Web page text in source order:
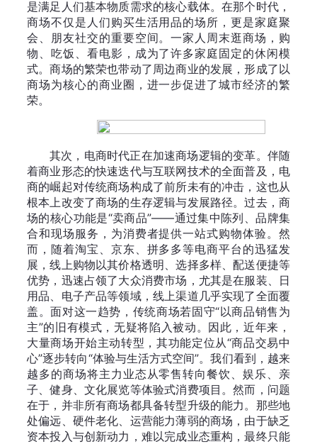
是满足人们基本物质需求的核心载体。在那个时代，
商场不仅是人们购买生活用品的场所，更是家庭聚
会、朋友社交的重要空间。一家人周末逛商场，购
物、吃饭、看电影，成为了许多家庭固定的休闲模
式。商场的繁荣也带动了周边商业的发展，形成了以
商场为核心的商业圈，进一步促进了城市经济的繁
荣。
其次，电商时代正在加速商场逻辑的变革。伴随
着商业形态的快速迭代与互联网技术的全面普及，电
商的崛起对传统商场构成了前所未有的冲击，这也从
根本上改变了商场的生存逻辑与发展路径。过去，商
场的核心功能是“卖商品”——通过集中陈列、品牌集
合和现场服务，为消费者提供一站式购物体验。然
而，随着淘宝、京东、拼多多等电商平台的迅猛发
展，线上购物以其价格透明、选择多样、配送便捷等
优势，迅速占领了大众消费市场，尤其是在服装、日
用品、电子产品等领域，线上渠道几乎实现了全面覆
盖。面对这一趋势，传统商场若固守“以商品销售为
主”的旧有模式，无疑将陷入被动。因此，近年来，
大量商场开始主动转型，其功能定位从“商品交易中
心”逐步转向“体验与生活方式空间”。我们看到，越来
越多的商场将主力业态从零售转向餐饮、娱乐、亲
子、健身、文化展览等体验式消费项目。然而，问题
在于，并非所有商场都具备转型升级的能力。那些地
处偏远、硬件老化、运营能力薄弱的商场，由于缺乏
资本投入与创新动力，难以完成业态重构，最终只能